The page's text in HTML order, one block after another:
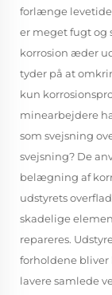
forlænge
er meget fugt og
korrosion æder
tyder på at
kun
minearbejdere
som svejsning
svejsning? De
belægning af
udstyrets
skadelige
repareres.
forholdene bliver
lavere samlede